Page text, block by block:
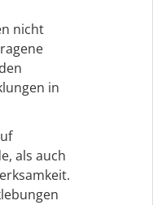
nicht
in
als auch